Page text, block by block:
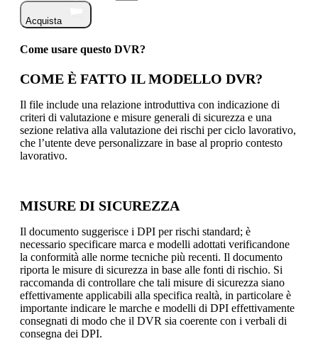
Acquista
Come usare questo DVR?
COME È FATTO IL MODELLO DVR?
Il file include una relazione introduttiva con indicazione di
criteri di valutazione e misure generali di sicurezza e una
sezione relativa alla valutazione dei rischi per ciclo lavorativo,
che l’utente deve personalizzare in base al proprio contesto
lavorativo.
MISURE DI SICUREZZA
Il documento suggerisce i DPI per rischi standard; è
necessario specificare marca e modelli adottati verificandone
la conformità alle norme tecniche più recenti. Il documento
riporta le misure di sicurezza in base alle fonti di rischio. Si
raccomanda di controllare che tali misure di sicurezza siano
effettivamente applicabili alla specifica realtà, in particolare è
importante indicare le marche e modelli di DPI effettivamente
consegnati di modo che il DVR sia coerente con i verbali di
consegna dei DPI.